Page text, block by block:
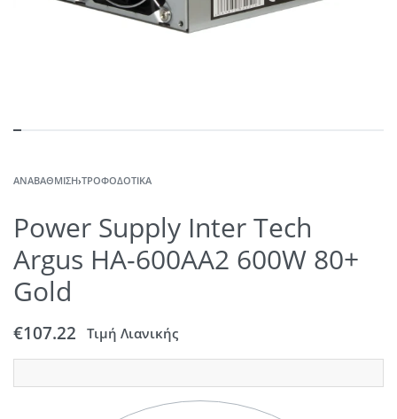
ΑΝΑΒΆΘΜΙΣΗ›ΤΡΟΦΟΔΟΤΙΚΆ
Power Supply Inter Tech
Argus HA-600AA2 600W 80+
Gold
€107.22 Τιμή Λιανικής